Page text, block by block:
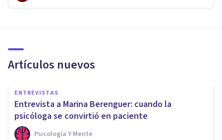
Artículos nuevos
ENTREVISTAS
Entrevista a Marina Berenguer: cuando la
psicóloga se convirtió en paciente
Psicología Y Mente